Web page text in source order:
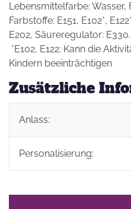
Lebensmittelfarbe: Wasser,
Farbstoffe: E151, E102*,
E202, Säureregulator: E330.
*E102, E122: Kann die
Kindern beeinträchtigen
Zusätzliche
Anlass:
Personalisierung: